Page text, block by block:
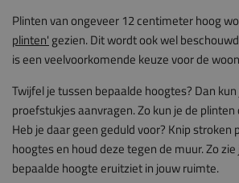
Plinten van ongeveer 12 centimeter hoog
plinten' gezien. Dit wordt ook wel
is een veelvoorkomende keuze voor de
Twijfel je tussen bepaalde hoogtes? Dan
proefstukjes aanvragen. Zo kun je de
Heb je daar geen geduld voor? Knip stroken
hoogtes en houd deze tegen de muur. Zo
bepaalde hoogte eruitziet in jouw ruimte.